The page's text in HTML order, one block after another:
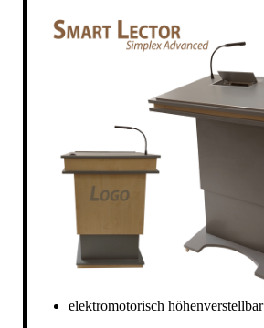
elektromotorisch höhenverstellbar